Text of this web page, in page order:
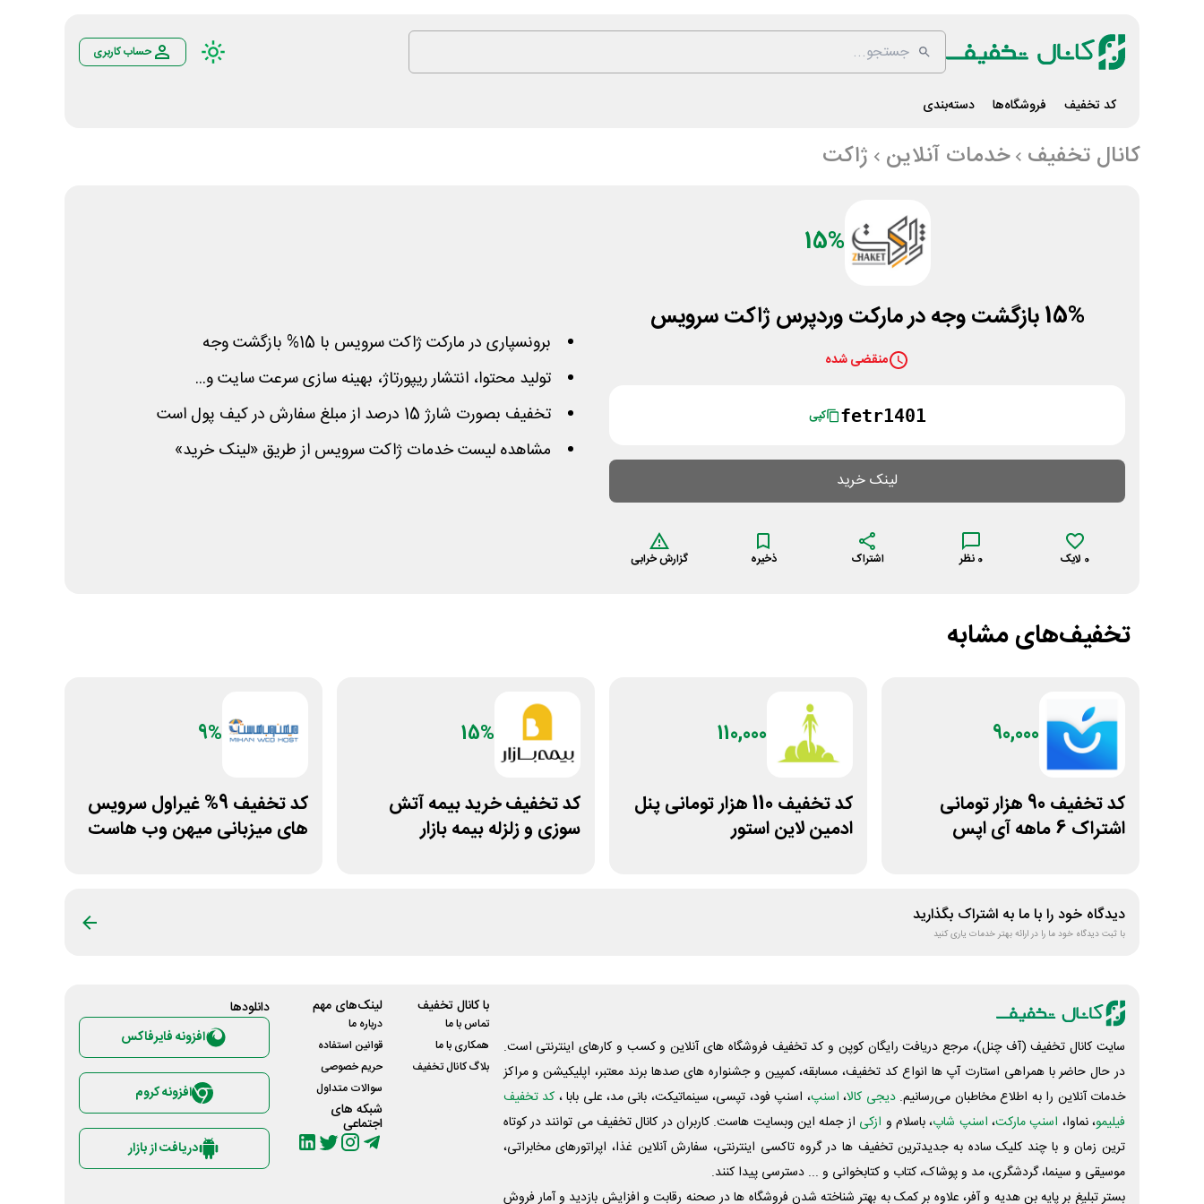
حساب کاربری
کد تخفیف فروشگاه‌ها دسته‌بندی
کانال تخفیف خدمات آنلاین ژاکت
15%
15% بازگشت وجه در مارکت وردپرس ژاکت سرویس
منقضی شده
fetr1401 کپی
لینک خرید
0 لایک 0 نظر اشتراک ذخیره گزارش خرابی
برونسپاری در مارکت ژاکت سرویس با 15% بازگشت وجه
تولید محتوا، انتشار ریپورتاژ، بهینه سازی سرعت سایت و...
تخفیف بصورت شارژ 15 درصد از مبلغ سفارش در کیف پول است
مشاهده لیست خدمات ژاکت سرویس از طریق «لینک خرید»
تخفیف‌های مشابه
90,000
کد تخفیف 90 هزار تومانی
اشتراک 6 ماهه آی اپس
110,000
کد تخفیف 110 هزار تومانی پنل
ادمین لاین استور
15%
کد تخفیف خرید بیمه آتش
سوزی و زلزله بیمه بازار
9%
کد تخفیف 9% غیراول سرویس
های میزبانی میهن وب هاست
دیدگاه خود را با ما به اشتراک بگذارید
با ثبت دیدگاه خود ما را در ارائه بهتر خدمات یاری کنید
سایت کانال تخفیف (آف چنل)، مرجع دریافت رایگان کوپن و کد تخفیف فروشگاه های آنلاین و کسب و‌ کارهای اینترنتی است.
در حال حاضر با همراهی استارت آپ ها انواع کد تخفیف، مسابقه، کمپین و جشنواره های صدها برند معتبر، اپلیکیشن و مراکز
خدمات آنلاین را به اطلاع مخاطبان می‌رسانیم. دیجی کالا، اسنپ، اسنپ فود، تپسی، سینماتیکت، بانی مد، علی‌ بابا ، کد تخفیف
فیلیمو، نماوا، اسنپ مارکت، اسنپ شاپ، باسلام و ازکی از جمله این وبسایت ‌هاست. کاربران در کانال تخفیف می توانند در کوتاه
ترین زمان و با چند کلیک ساده به جدیدترین تخفیف ها در گروه تاکسی اینترنتی، سفارش آنلاین غذا، اپراتورهای مخابراتی،
موسیقی و سینما، گردشگری، مد و پوشاک، کتاب و کتابخوانی و ... دسترسی پیدا کنند.
بستر تبلیغ بر پایه بن هدیه و آفر، علاوه بر کمک به بهتر شناخته شدن فروشگاه ها در صحنه رقابت و افزایش بازدید و آمار فروش
با کانال تخفیف
تماس با ما
همکاری با ما
بلاگ کانال تخفیف
لینک‌های مهم
درباره ما
قوانین استفاده
حریم خصوصی
سوالات متداول
شبکه های
اجتماعی
دانلود‌ها
افزونه فایرفاکس
افزونه کروم
دریافت از بازار